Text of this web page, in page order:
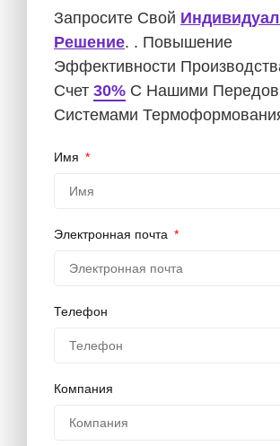
Запросите Свой
Решение. . Повышение
Эффективности
Счет 30% С Нашими
Системами
Имя
Электронная почта
Телефон
Компания